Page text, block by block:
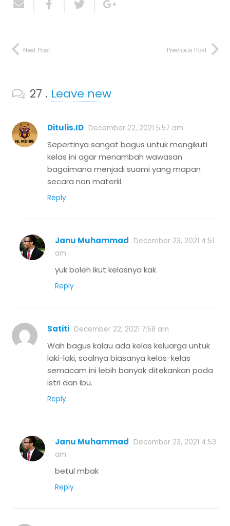
Previous Post
Next Post
27 Comments
. Leave new
Ditulis.ID December 22, 2021 5:57 am
Sepertinya sangat bagus untuk mengikuti
kelas ini agar menambah wawasan
bagaimana menjadi suami yang mapan
secara non materiil.
Reply
Janu Muhammad December 23, 2021 4:51
am
yuk boleh ikut kelasnya kak
Reply
Satiti December 22, 2021 7:58 am
Wah bagus kalau ada kelas keluarga untuk
laki-laki, soalnya biasanya kelas-kelas
semacam ini lebih banyak ditekankan pada
istri dan ibu.
Reply
Janu Muhammad December 23, 2021 4:53
am
betul mbak
Reply